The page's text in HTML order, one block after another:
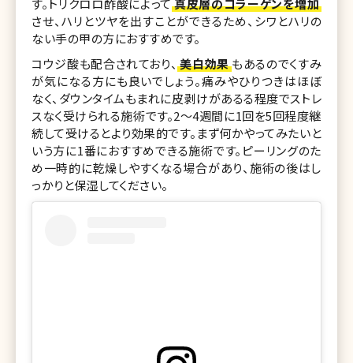
す。トリクロロ酢酸によって 真皮層のコラーゲンを増加
させ、ハリとツヤを出すことができるため、シワとハリの
ない手の甲の方におすすめです。
コウジ酸も配合されており、美白効果もあるのでくすみ
が気になる方にも良いでしょう。痛みやひりつきはほぼ
なく、ダウンタイムもまれに皮剥けがあるる程度でストレ
スなく受けられる施術です。2〜4週間に1回を5回程度継
続して受けるとより効果的です。まず何かやってみたいと
いう方に1番におすすめできる施術です。ピーリングのた
め一時的に乾燥しやすくなる場合があり、施術の後はし
っかりと保湿してください。